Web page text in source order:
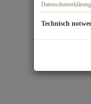
Datenschutzerklärung
Technisch